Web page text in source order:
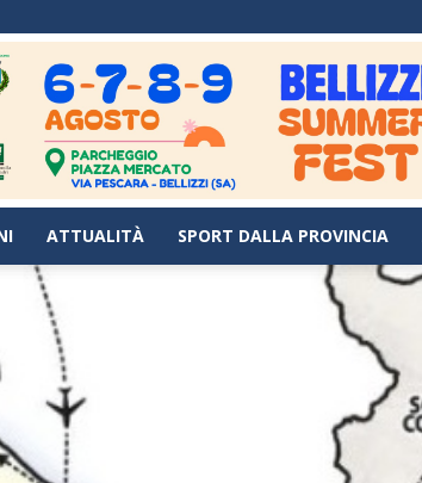
ATTUALITÀ SPORT DALLA PROVINCIA